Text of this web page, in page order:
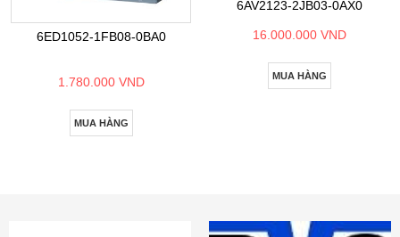
6ED1052-1FB08-0BA0
1.780.000 VND
MUA HÀNG
6AV2123-2JB03-0AX0
16.000.000 VND
MUA HÀNG